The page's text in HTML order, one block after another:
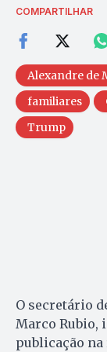
COMPARTILHAR
Alexandre de
familiares
Trump
O secretário
Marco Rubio,
publicação